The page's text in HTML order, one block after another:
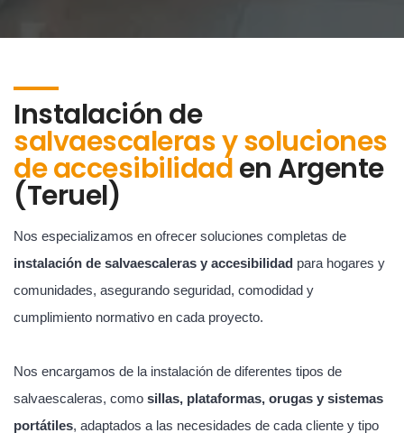
Instalación de
salvaescaleras y soluciones
de accesibilidaden Argente
(Teruel)
Nos especializamos en ofrecer soluciones completas de
instalación de salvaescaleras y accesibilidad para hogares y
comunidades, asegurando seguridad, comodidad y
cumplimiento normativo en cada proyecto.
Nos encargamos de la instalación de diferentes tipos de
salvaescaleras, como sillas, plataformas, orugas y sistemas
portátiles, adaptados a las necesidades de cada cliente y tipo